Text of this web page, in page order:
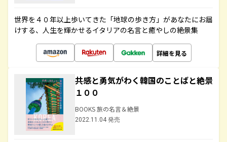
世界を４０年以上歩いてきた「地球の歩き方」があなたにお届
けする、人生を輝かせるイタリアの名言と癒やしの絶景集
詳細を見る
共感と勇気がわく韓国のことばと絶景
１００
BOOKS 旅の名言＆絶景
2022.11.04 発売